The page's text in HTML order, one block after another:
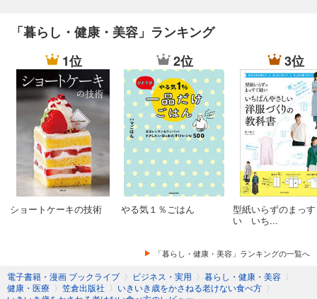
「暮らし・健康・美容」ランキング
1位
ショートケーキの技術
2位
やる気１％ごはん
3位
型紙いらずのまっ
い いち...
「暮らし・健康・美容」ランキングの一覧へ
電子書籍・漫画 ブックライブ 〉 ビジネス・実用 〉 暮らし・健康・美容 〉
健康・医療 〉 笠倉出版社 〉 いきいき歳をかさねる老けない食べ方 〉